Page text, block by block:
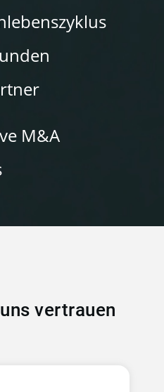
M&A
vertrauen